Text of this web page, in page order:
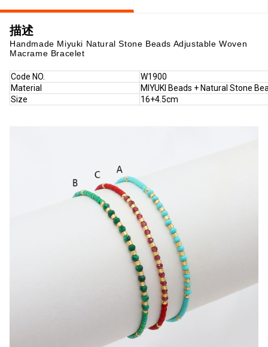
描述
Handmade Miyuki Natural Stone Beads Adjustable Woven
Macrame Bracelet
Code NO.
W1900
Material
MIYUKI Beads + Natural Stone
Size
16+4.5cm